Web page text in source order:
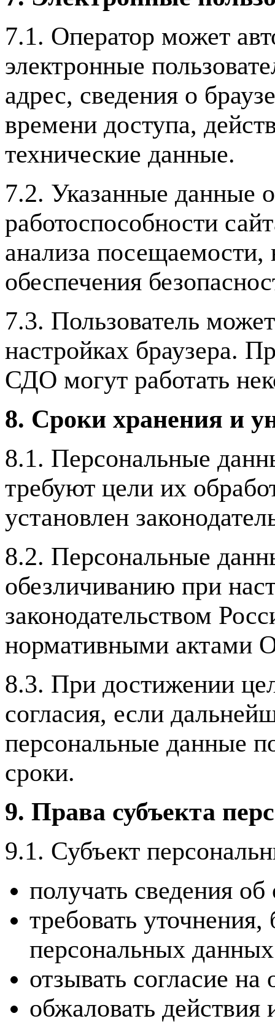
7.1. Оператор может
электронные
адрес, сведения о
времени доступа,
технические данные.
7.2. Указанные данные
работоспособности
анализа посещаемости,
обеспечения
7.3. Пользователь
настройках браузера.
СДО могут работать
8. Сроки хранения и
8.1. Персональные
требуют цели их
установлен
8.2. Персональные
обезличиванию при
законодательством
нормативными актами
8.3. При достижении
согласия, если
персональные данные
сроки.
9. Права субъекта
9.1. Субъект
получать сведения
требовать
персональных
отзывать согласие
обжаловать действия